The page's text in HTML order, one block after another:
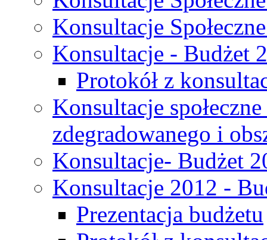
Konsultacje
Konsultacje - Budżet
Protokół z
Konsultacje
zdegradowanego i
Konsultacje- Budżet
Konsultacje 2012 -
Prezentacja budżetu